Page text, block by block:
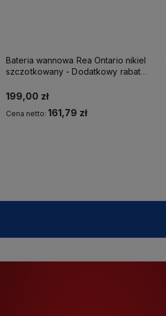
Bateria wannowa Rea Ontario nikiel
szczotkowany - Dodatkowy rabat
199,00 zł
Cena netto: 161,79 zł